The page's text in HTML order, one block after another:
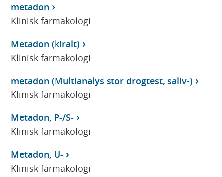
metadon
Klinisk farmakologi
Metadon (kiralt)
Klinisk farmakologi
metadon (Multianalys stor drogtest, saliv-)
Klinisk farmakologi
Metadon, P-/S-
Klinisk farmakologi
Metadon, U-
Klinisk farmakologi